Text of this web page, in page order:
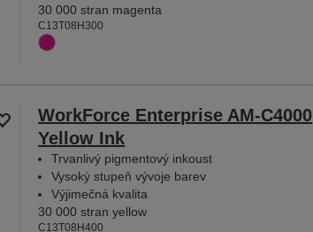
30 000 stran magenta
C13T08H300
WorkForce Enterprise AM-C4000
Yellow Ink
Trvanlivý pigmentový inkoust
Vysoký stupeň vývoje barev
Výjimečná kvalita
30 000 stran yellow
C13T08H400